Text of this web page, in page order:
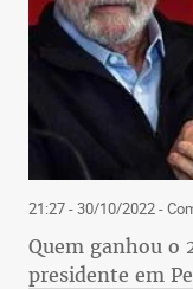
21:27 - 30/10/2022-
Quem ganhou o
presidente em